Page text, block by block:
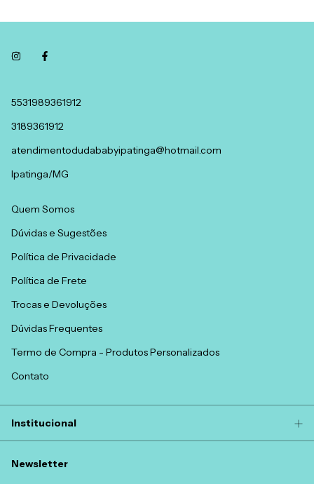
5531989361912
3189361912
atendimentodudababyipatinga@hotmail.com
Ipatinga/MG
Quem Somos
Dúvidas e Sugestões
Política de Privacidade
Política de Frete
Trocas e Devoluções
Dúvidas Frequentes
Termo de Compra - Produtos Personalizados
Contato
Institucional
Newsletter